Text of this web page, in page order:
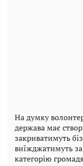
На думку
держава має
закриватимуть
виїжджатимуть
категорію